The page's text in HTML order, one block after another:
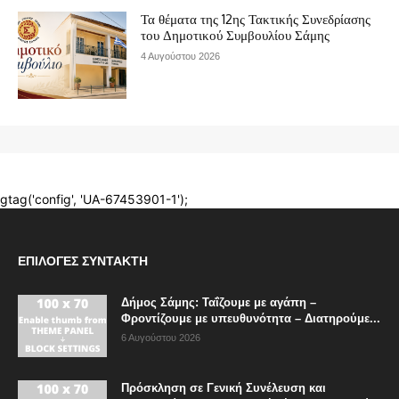
ΕΠΙΛΟΓΈΣ ΣΥΝΤΆΚΤΗ
Δήμος Σάμης: Ταΐζουμε με αγάπη –
Φροντίζουμε με υπευθυνότητα – Διατηρούμε...
6 Αυγούστου 2026
Πρόσκληση σε Γενική Συνέλευση και